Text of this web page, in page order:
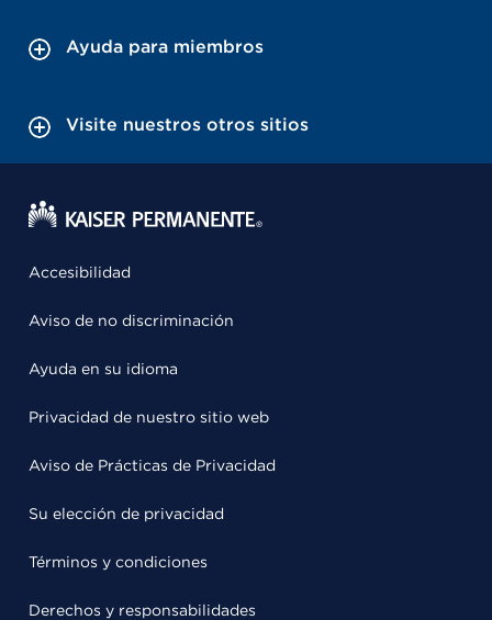
Ayuda para miembros
Visite nuestros otros sitios
Accesibilidad
Aviso de no discriminación
Ayuda en su idioma
Privacidad de nuestro sitio web
Aviso de Prácticas de Privacidad
Su elección de privacidad
Términos y condiciones
Derechos y responsabilidades